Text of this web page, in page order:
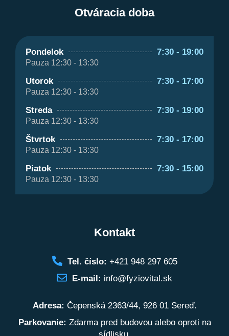
Otváracia doba
Pondelok 7:30 - 19:00
Pauza 12:30 - 13:30
Utorok 7:30 - 17:00
Pauza 12:30 - 13:30
Streda 7:30 - 19:00
Pauza 12:30 - 13:30
Štvrtok 7:30 - 17:00
Pauza 12:30 - 13:30
Piatok 7:30 - 15:00
Pauza 12:30 - 13:30
Kontakt
Tel. číslo: +421 948 297 605
E-mail: info@fyziovital.sk
Adresa: Čepenská 2363/44, 926 01 Sereď.
Parkovanie: Zdarma pred budovou alebo oproti na